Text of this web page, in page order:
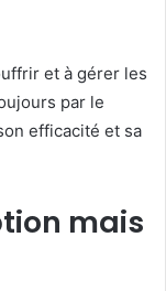
et à gérer les
par le
efficacité et sa
mais